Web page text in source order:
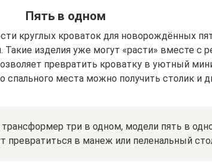
Пять в одном
круглых кроваток для новорождённых
Такие изделия уже могут «расти» вместе с
превратить кроватку в уютный
спального места можно получить столик и
трансформер три в одном, модели пять в
превратиться в манеж или пеленальный